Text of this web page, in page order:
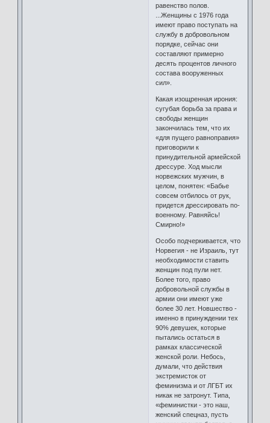
равенство полов.
...Женщины с 1976 года
имеют право поступать на
службу в добровольном
порядке, сейчас они
составляют примерно
десять процентов личного
состава вооруженных
сил».
Какая изощренная ирония:
сугубая борьба за права и
свободы женщин
закончилась тем, что их
«для пущего равноправия»
приговорили к
принудительной армейской
дрессуре. Ход мысли
норвежских мужчин, в
целом, понятен: «Бабье
совсем отбилось от рук,
придется дрессировать по-
военному. Равняйсь!
Смирно!»
Особо подчеркивается, что
Норвегия - не Израиль, тут
необходимости ставить
женщин под пули нет.
Более того, право
добровольной службы в
армии они имеют уже
более 30 лет. Новшество -
именно в принуждении тех
90% девушек, которые
пытались остаться в
рамках классической
женской роли. Небось,
думали, что действия
экстремисток от
феминизма и от ЛГБТ их
никак не затронут. Типа,
«феминистки - это наш,
женский спецназ, пусть